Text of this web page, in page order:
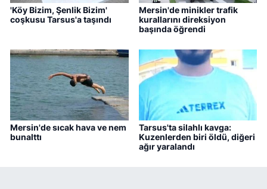
'Köy Bizim, Şenlik Bizim'
coşkusu Tarsus'a taşındı
Mersin'de minikler trafik
kurallarını direksiyon
başında öğrendi
Mersin'de sıcak hava ve nem
bunalttı
Tarsus'ta silahlı kavga:
Kuzenlerden biri öldü, diğeri
ağır yaralandı